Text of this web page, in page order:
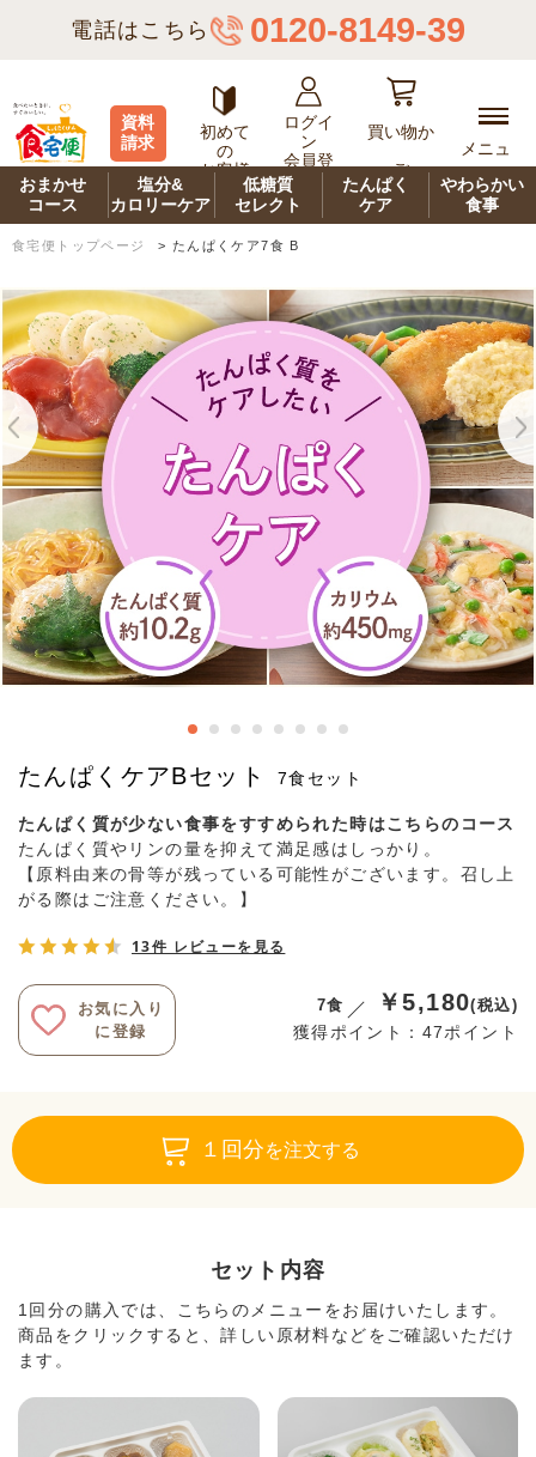
電話はこちら 0120-8149-39
資料
請求
初めて
の
お客様
ログイ
ン
会員登
買い物か
ご
メニュ
ー
おまかせ
コース
塩分&
カロリーケア
低糖質
セレクト
たんぱく
ケア
やわらかい
食事
食宅便トップページ > たんぱくケア7食 B
たんぱくケアBセット 7食セット
たんぱく質が少ない食事をすすめられた時はこちらのコース
たんぱく質やリンの量を抑えて満足感はしっかり。
【原料由来の骨等が残っている可能性がございます。召し上
がる際はご注意ください。】
13件 レビューを見る
お気に入り
に登録
7食 ￥5,180(税込)
獲得ポイント：47ポイント
１回分を注文する
セット内容
1回分の購入では、こちらのメニューをお届けいたします。
商品をクリックすると、詳しい原材料などをご確認いただけ
ます。